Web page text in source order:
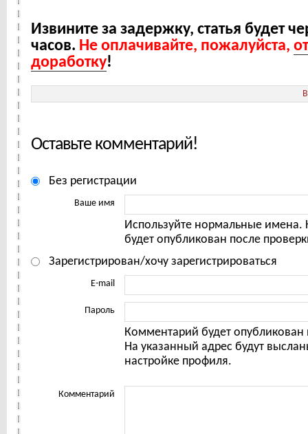
Извините за задержку, статья будет
часов. Не оплачивайте, пожалуйста,
доработку!
Оставьте комментарий!
Без регистрации
Ваше имя
Используйте нормальные
будет опубликован после
Зарегистрирован/хочу зарегистрироваться
E-mail
Пароль
Комментарий будет опубликован
На указанный адрес будут
настройке профиля.
Комментарий